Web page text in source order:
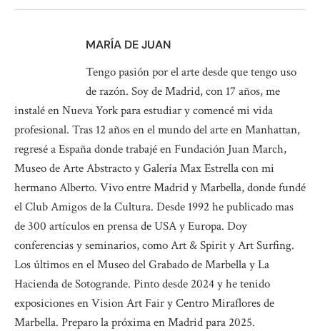
MARÍA DE JUAN
Tengo pasión por el arte desde que tengo uso
de razón. Soy de Madrid, con 17 años, me
instalé en Nueva York para estudiar y comencé mi vida
profesional. Tras 12 años en el mundo del arte en Manhattan,
regresé a España donde trabajé en Fundación Juan March,
Museo de Arte Abstracto y Galería Max Estrella con mi
hermano Alberto. Vivo entre Madrid y Marbella, donde fundé
el Club Amigos de la Cultura. Desde 1992 he publicado mas
de 300 artículos en prensa de USA y Europa. Doy
conferencias y seminarios, como Art & Spirit y Art Surfing.
Los últimos en el Museo del Grabado de Marbella y La
Hacienda de Sotogrande. Pinto desde 2024 y he tenido
exposiciones en Vision Art Fair y Centro Miraflores de
Marbella. Preparo la próxima en Madrid para 2025.